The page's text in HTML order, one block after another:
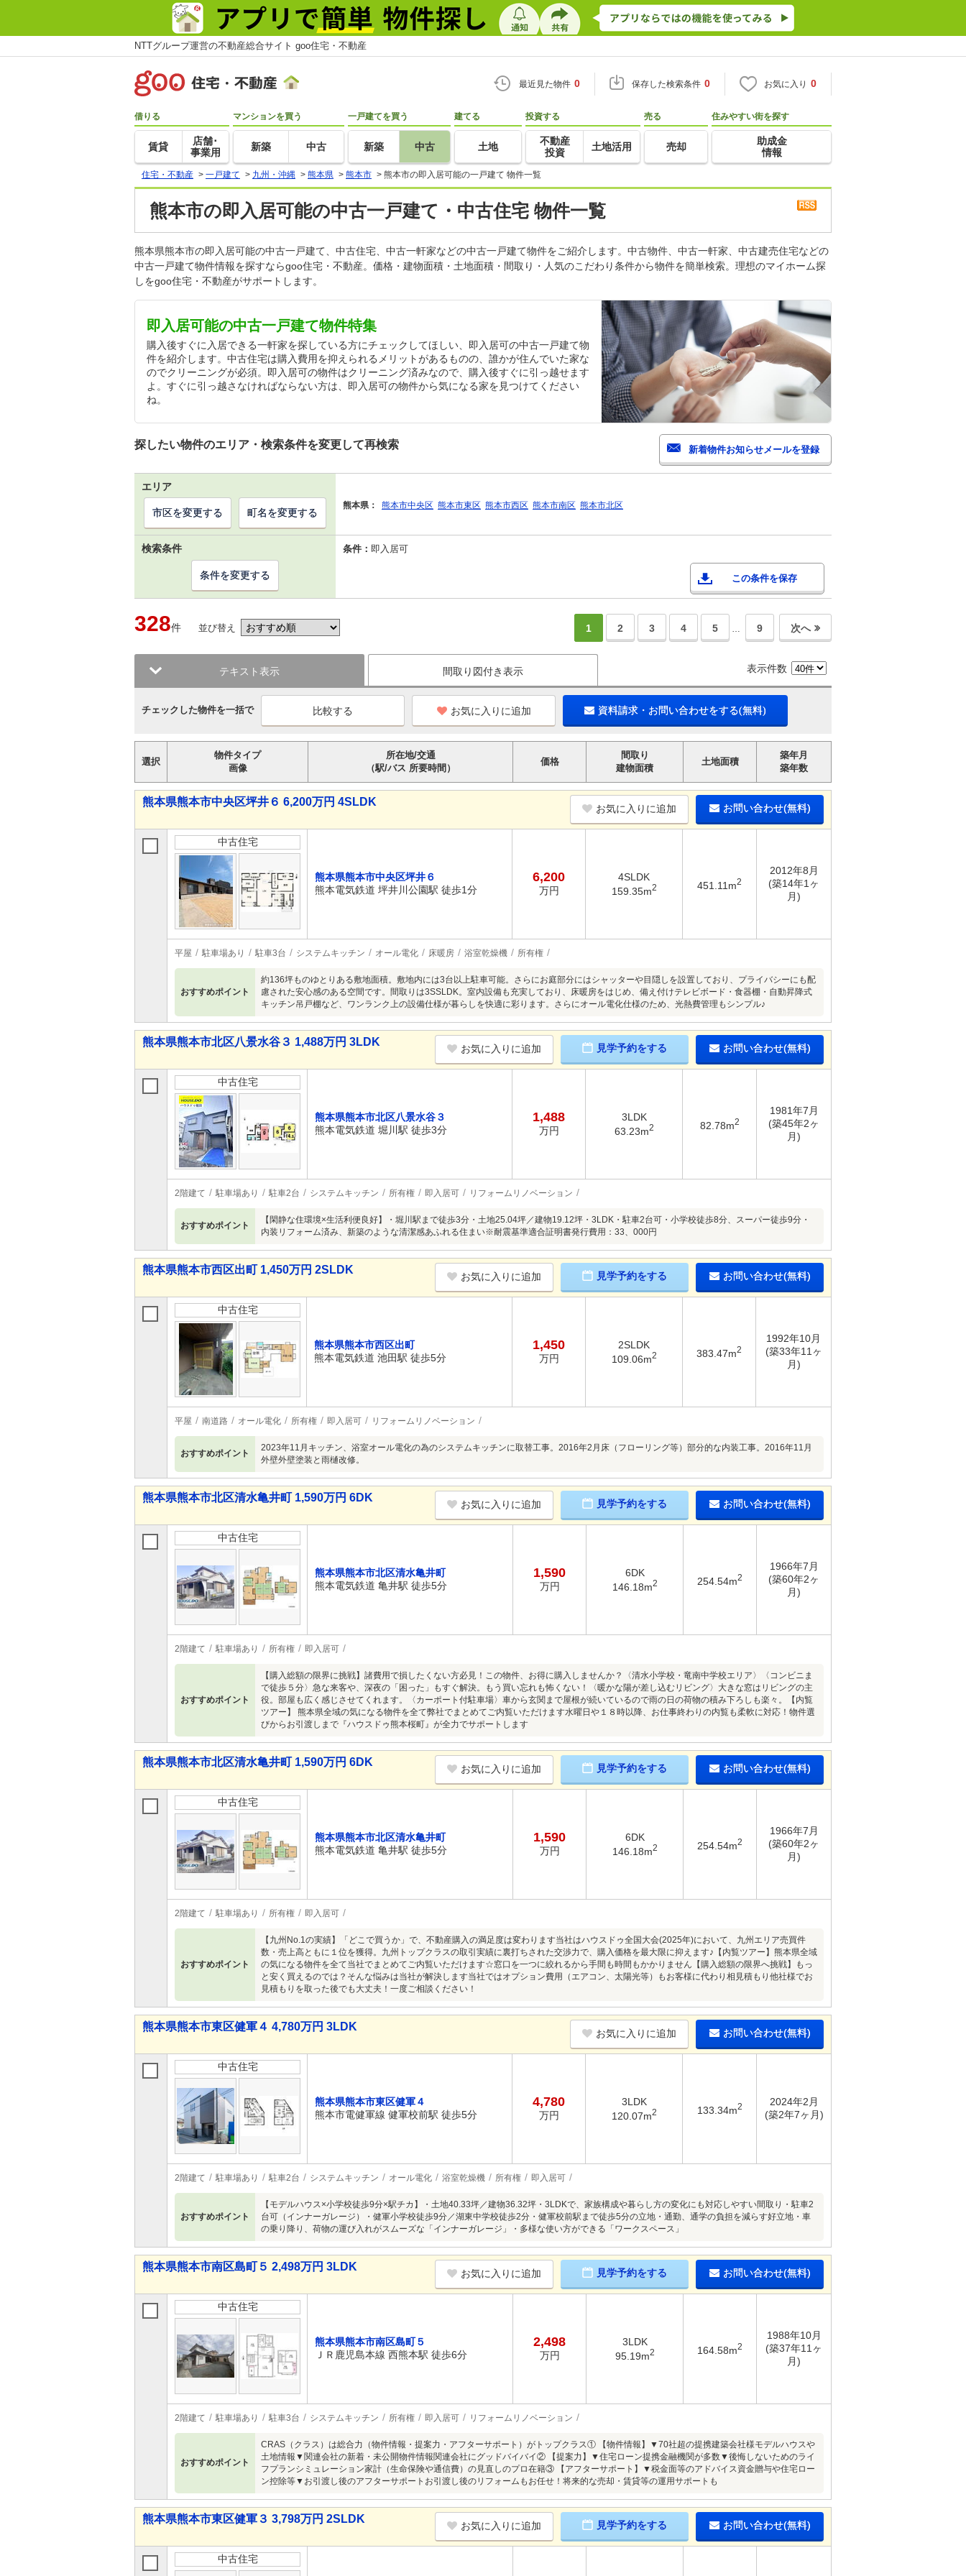
NTTグループ運営の不動産総合サイト goo住宅・不動産
最近見た物件 0 保存した検索条件 0 お気に入り 0
借りる
賃貸
店舗･
事業用
マンションを買う
新築 中古
一戸建てを買う
新築 中古
建てる
土地
投資する
不動産
投資
土地活用
売る
売却
住みやすい街を探す
助成金
情報
住宅・不動産 > 一戸建て > 九州・沖縄 > 熊本県 > 熊本市 > 熊本市の即入居可能の一戸建て 物件一覧
熊本市の即入居可能の中古一戸建て・中古住宅 物件一覧
熊本県熊本市の即入居可能の中古一戸建て、中古住宅、中古一軒家などの中古一戸建て物件をご紹介します。中古物件、中古一軒家、中古建売住宅などの
中古一戸建て物件情報を探すならgoo住宅・不動産。価格・建物面積・土地面積・間取り・人気のこだわり条件から物件を簡単検索。理想のマイホーム探
しをgoo住宅・不動産がサポートします。
即入居可能の中古一戸建て物件特集
購入後すぐに入居できる一軒家を探している方にチェックしてほしい、即入居可の中古一戸建て物
件を紹介します。中古住宅は購入費用を抑えられるメリットがあるものの、誰かが住んでいた家な
のでクリーニングが必須。即入居可の物件はクリーニング済みなので、購入後すぐに引っ越せます
よ。すぐに引っ越さなければならない方は、即入居可の物件から気になる家を見つけてください
ね。
探したい物件のエリア・検索条件を変更して再検索
エリア
熊本県： 熊本市中央区 熊本市東区 熊本市西区 熊本市南区 熊本市北区
市区を変更する 町名を変更する
検索条件 条件： 即入居可
この条件を保存
条件を変更する
328件 並び替え 1 2 3 4 5 … 9 次へ
テキスト表示 間取り図付き表示 表示件数
チェックした物件を一括で お気に入りに追加 資料請求・お問い合わせをする(無料)
選択
物件タイプ
画像
所在地/交通
（駅/バス 所要時間）
価格
間取り
建物面積
土地面積
築年月
築年数
熊本県熊本市中央区坪井６ 6,200万円 4SLDK
お気に入りに追加 お問い合わせ(無料)
中古住宅
熊本県熊本市中央区坪井６
熊本電気鉄道 坪井川公園駅 徒歩1分
6,200
万円
4SLDK
159.35m2 451.11m2
2012年8月
(築14年1ヶ
月)
平屋 駐車場あり 駐車3台 システムキッチン オール電化 床暖房 浴室乾燥機 所有権
おすすめポイント
約136坪ものゆとりある敷地面積。敷地内には3台以上駐車可能。さらにお庭部分にはシャッターや目隠しを設置しており、プライバシーにも配
慮された安心感のある空間です。間取りは3SSLDK。室内設備も充実しており、床暖房をはじめ、備え付けテレビボード・食器棚・自動昇降式
キッチン吊戸棚など、ワンランク上の設備仕様が暮らしを快適に彩ります。さらにオール電化仕様のため、光熱費管理もシンプル♪
熊本県熊本市北区八景水谷３ 1,488万円 3LDK
お気に入りに追加 見学予約をする お問い合わせ(無料)
中古住宅
熊本県熊本市北区八景水谷３
熊本電気鉄道 堀川駅 徒歩3分
1,488
万円
3LDK
63.23m2 82.78m2
1981年7月
(築45年2ヶ
月)
2階建て 駐車場あり 駐車2台 システムキッチン 所有権 即入居可 リフォームリノベーション
おすすめポイント
【閑静な住環境×生活利便良好】・堀川駅まで徒歩3分・土地25.04坪／建物19.12坪・3LDK・駐車2台可・小学校徒歩8分、スーパー徒歩9分・
内装リフォーム済み、新築のような清潔感あふれる住まい※耐震基準適合証明書発行費用：33、000円
熊本県熊本市西区出町 1,450万円 2SLDK
お気に入りに追加 見学予約をする お問い合わせ(無料)
中古住宅
熊本県熊本市西区出町
熊本電気鉄道 池田駅 徒歩5分
1,450
万円
2SLDK
109.06m2 383.47m2
1992年10月
(築33年11ヶ
月)
平屋 南道路 オール電化 所有権 即入居可 リフォームリノベーション
おすすめポイント
2023年11月キッチン、浴室オール電化の為のシステムキッチンに取替工事。2016年2月床（フローリング等）部分的な内装工事。2016年11月
外壁外壁塗装と雨樋改修。
熊本県熊本市北区清水亀井町 1,590万円 6DK
お気に入りに追加 見学予約をする お問い合わせ(無料)
中古住宅
熊本県熊本市北区清水亀井町
熊本電気鉄道 亀井駅 徒歩5分
1,590
万円
6DK
146.18m2 254.54m2
1966年7月
(築60年2ヶ
月)
2階建て 駐車場あり 所有権 即入居可
おすすめポイント
【購入総額の限界に挑戦】諸費用で損したくない方必見！この物件、お得に購入しませんか？〈清水小学校・竜南中学校エリア〉〈コンビニま
で徒歩５分〉急な来客や、深夜の「困った」もすぐ解決。もう買い忘れも怖くない！〈暖かな陽が差し込むリビング〉大きな窓はリビングの主
役。部屋も広く感じさせてくれます。〈カーポート付駐車場〉車から玄関まで屋根が続いているので雨の日の荷物の積み下ろしも楽々。【内覧
ツアー】 熊本県全域の気になる物件を全て弊社でまとめてご内覧いただけます水曜日や１８時以降、お仕事終わりの内覧も柔軟に対応！物件選
びからお引渡しまで『ハウスドゥ熊本桜町』が全力でサポートします
熊本県熊本市北区清水亀井町 1,590万円 6DK
お気に入りに追加 見学予約をする お問い合わせ(無料)
中古住宅
熊本県熊本市北区清水亀井町
熊本電気鉄道 亀井駅 徒歩5分
1,590
万円
6DK
146.18m2 254.54m2
1966年7月
(築60年2ヶ
月)
2階建て 駐車場あり 所有権 即入居可
おすすめポイント
【九州No.1の実績】「どこで買うか」で、不動産購入の満足度は変わります当社はハウスドゥ全国大会(2025年)において、九州エリア売買件
数・売上高ともに１位を獲得。九州トップクラスの取引実績に裏打ちされた交渉力で、購入価格を最大限に抑えます♪【内覧ツアー】熊本県全域
の気になる物件を全て当社でまとめてご内覧いただけます☆窓口を一つに絞れるから手間も時間もかかりません【購入総額の限界へ挑戦】もっ
と安く買えるのでは？そんな悩みは当社が解決します当社ではオプション費用（エアコン、太陽光等）もお客様に代わり相見積もり他社様でお
見積もりを取った後でも大丈夫！一度ご相談ください！
熊本県熊本市東区健軍４ 4,780万円 3LDK
お気に入りに追加 お問い合わせ(無料)
中古住宅
熊本県熊本市東区健軍４
熊本市電健軍線 健軍校前駅 徒歩5分
4,780
万円
3LDK
120.07m2 133.34m2
2024年2月
(築2年7ヶ月)
2階建て 駐車場あり 駐車2台 システムキッチン オール電化 浴室乾燥機 所有権 即入居可
おすすめポイント
【モデルハウス×小学校徒歩9分×駅チカ】・土地40.33坪／建物36.32坪・3LDKで、家族構成や暮らし方の変化にも対応しやすい間取り・駐車2
台可（インナーガレージ）・健軍小学校徒歩9分／湖東中学校徒歩2分・健軍校前駅まで徒歩5分の立地・通勤、通学の負担を減らす好立地・車
の乗り降り、荷物の運び入れがスムーズな「インナーガレージ」・多様な使い方ができる「ワークスペース」
熊本県熊本市南区島町５ 2,498万円 3LDK
お気に入りに追加 見学予約をする お問い合わせ(無料)
中古住宅
熊本県熊本市南区島町５
ＪＲ鹿児島本線 西熊本駅 徒歩6分
2,498
万円
3LDK
95.19m2 164.58m2
1988年10月
(築37年11ヶ
月)
2階建て 駐車場あり 駐車3台 システムキッチン 所有権 即入居可 リフォームリノベーション
おすすめポイント
CRAS（クラス）は総合力（物件情報・提案力・アフターサポート）がトップクラス① 【物件情報】▼70社超の提携建築会社様モデルハウスや
土地情報▼関連会社の新着・未公開物件情報関連会社にグッドバイバイ② 【提案力】▼住宅ローン提携金融機関が多数▼後悔しないためのライ
フプランシミュレーション家計（生命保険や通信費）の見直しのプロ在籍③ 【アフターサポート】▼税金面等のアドバイス資金贈与や住宅ロー
ン控除等▼お引渡し後のアフターサポートお引渡し後のリフォームもお任せ！将来的な売却・賃貸等の運用サポートも
熊本県熊本市東区健軍３ 3,798万円 2SLDK
お気に入りに追加 見学予約をする お問い合わせ(無料)
中古住宅